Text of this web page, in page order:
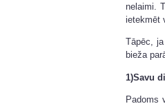
nelaimi.
ietekmēt
Tāpēc,
bieža
1)Savu
Padoms